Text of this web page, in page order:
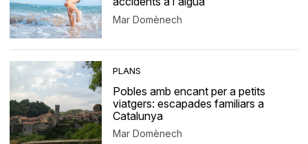
Mar Domènech
PLANS
Pobles amb encant per a petits
viatgers: escapades familiars a
Catalunya
Mar Domènech